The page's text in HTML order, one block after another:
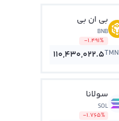
بی ان بی
BNB
-1.491%
110,430,022.5TMN
سولانا
SOL
-1.765%